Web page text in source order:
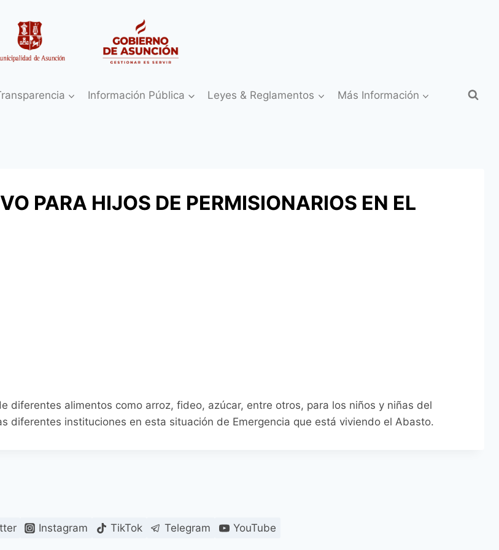
Información Pública Leyes & Reglamentos Más Información
PARA HIJOS DE PERMISIONARIOS EN EL
diferentes alimentos como arroz, fideo, azúcar, entre otros, para los niños y niñas del
diferentes instituciones en esta situación de Emergencia que está viviendo el Abasto.
Instagram TikTok Telegram YouTube